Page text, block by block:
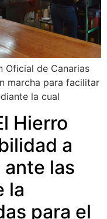
Oficial de Canarias
marcha para facilitar
la cual
Hierro
a
las
la
para el